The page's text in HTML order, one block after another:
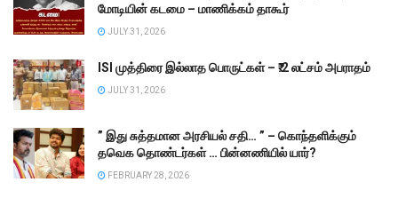
மோடியின் கடமை – மாணிக்கம் தாகூர்
JULY 31, 2026
ISI முத்திரை இல்லாத பொருட்கள் – ₹.2 லட்சம் அபராதம்
JULY 31, 2026
” இது சுத்தமான அரசியல் சதி… ” – கொந்தளிக்கும்
தவெக தொண்டர்கள் … பின்னணியில் யார்?
FEBRUARY 28, 2026